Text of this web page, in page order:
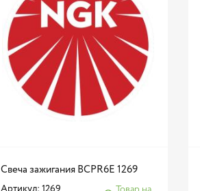
Свеча зажигания BCPR6E 1269
Артикул: 1269